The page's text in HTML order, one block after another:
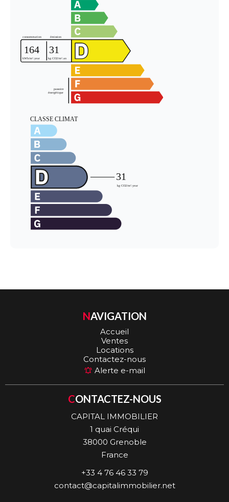
NAVIGATION
Accueil
Ventes
Locations
Contactez-nous
Alerte e-mail
CONTACTEZ-NOUS
CAPITAL IMMOBILIER
1 quai Créqui
38000 Grenoble
France
+33 4 76 46 33 79
contact@capitalimmobilier.net